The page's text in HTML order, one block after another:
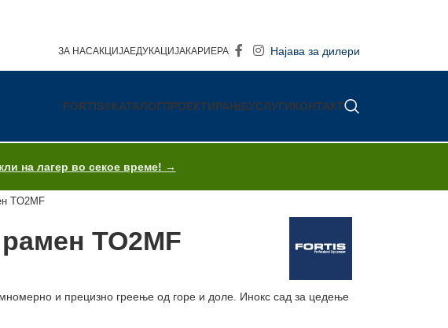
ЗА НАСАКЦИЈАЕДУКАЦИЈАКАРИЕРА Најава за дилери
FORTIS®КАТАЛОГПРОЕКТИРАЊЕУСЛУГИКОНТАКТ
на лагер во секое време! →
TO2MF
TO2MF
и прецизно греење од горе и доле. Инокс сад за цедење